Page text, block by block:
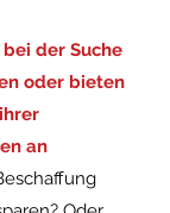
der Suche
oder bieten
an